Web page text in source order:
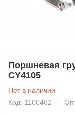
Поршневая
CY4105
Нет в наличии
Код: 1100462